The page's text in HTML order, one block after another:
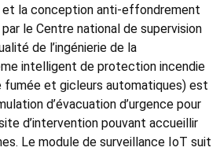
la conception anti-effondrement
le Centre national de supervision
de l’ingénierie de la
intelligent de protection incendie
et gicleurs automatiques) est
d’évacuation d’urgence pour
d’intervention pouvant accueillir
Le module de surveillance IoT suit